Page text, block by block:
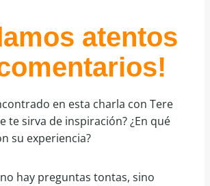
atentos
en esta charla con Tere
te sirva de inspiración? ¿En qué
su experiencia?
hay preguntas tontas, sino